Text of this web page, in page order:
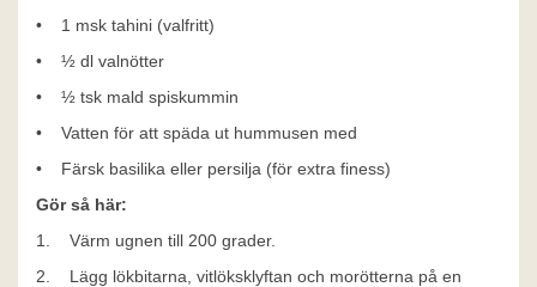
• 1 msk tahini (valfritt)
• ½ dl valnötter
• ½ tsk mald spiskummin
• Vatten för att späda ut hummusen med
• Färsk basilika eller persilja (för extra finess)
Gör så här:
1. Värm ugnen till 200 grader.
2. Lägg lökbitarna, vitlöksklyftan och morötterna på en